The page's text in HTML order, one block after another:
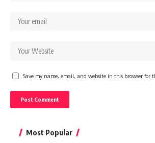
Save my name, email, and website in this browser for
Most Popular